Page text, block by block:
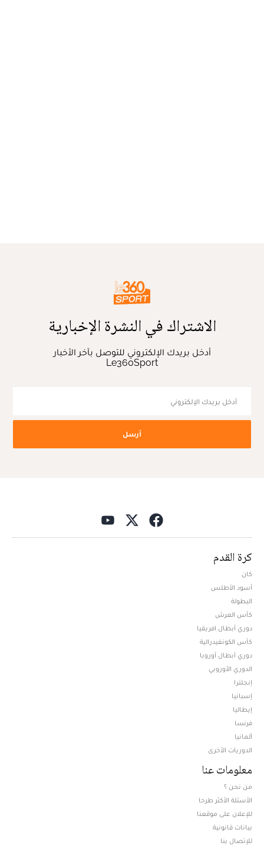
الاشتراك في النشرة الإخبارية
أدخل بريدك الإلكتروني للتوصل بآخر الأخبار
Le360Sport
أرسل
كرة القدم
كان
أسود الأطلس
البطولة
كأس العرش
دوري أبطال افريقيا
كأس الكونفيدرالية
دوري أبطال أوروبا
الدوري الأوروبي
إنجلترا
إسبانيا
إيطاليا
فرنسا
ألمانيا
الدوريات الأخرى
معلومات عنا
من نحن ؟
الأسئلة الأكثر طرحا
للإعلان على موقعنا
بيانات قانونية
للإتصال بنا